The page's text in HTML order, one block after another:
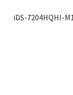
iDS-7204HQHI-